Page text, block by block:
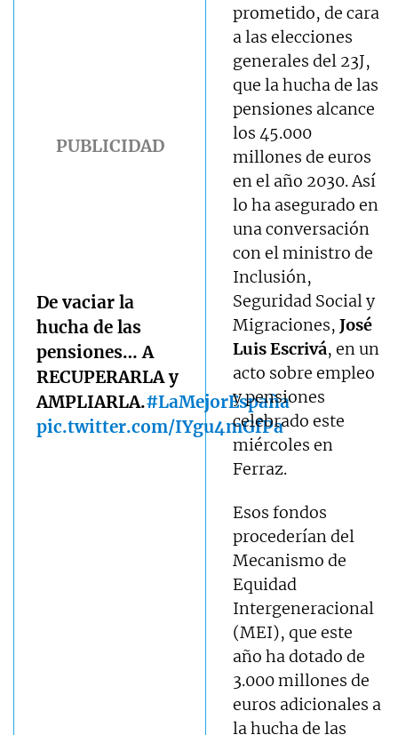
De vaciar la
hucha de las
pensiones… A
RECUPERARLA y
AMPLIARLA.#LaMejorEspaña
pic.twitter.com/IYgu4mGfPa
prometido, de cara
a las elecciones
generales del 23J,
que la hucha de las
pensiones alcance
los 45.000
millones de euros
en el año 2030. Así
lo ha asegurado en
una conversación
con el ministro de
Inclusión,
Seguridad Social y
Migraciones,José
Luis Escrivá, en un
acto sobre empleo
y pensiones
celebrado este
miércoles en
Ferraz.
Esos fondos
procederían del
Mecanismo de
Equidad
Intergeneracional
(MEI), que este
año ha dotado de
3.000 millones de
euros adicionales a
la hucha de las